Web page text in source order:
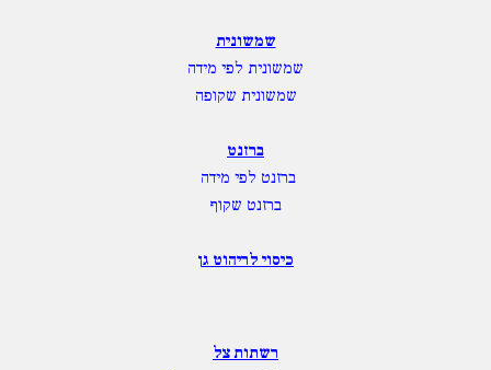
שמשונית
שמשונית לפי מידה
שמשונית שקופה
ברזנט
ברזנט לפי מידה
ברזנט שקוף
כיסוי לריהוט גן
רשתות צל